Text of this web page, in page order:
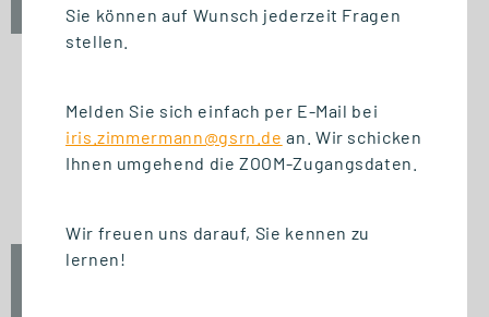
Introduction to Innovation
Sie können auf Wunsch jederzeit Fragen
stellen.
Melden Sie sich einfach per E-Mail bei
iris.zimmermann@gsrn.de an. Wir schicken
Ihnen umgehend die ZOOM-Zugangsdaten.
Wir freuen uns darauf, Sie kennen zu
lernen!